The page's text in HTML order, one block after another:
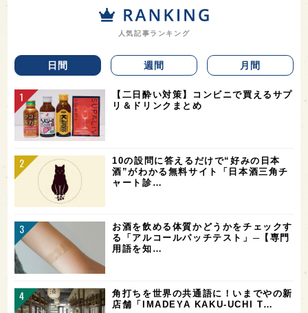
人気記事ランキング
日間 週間 月間
【二日酔い対策】コンビニで買えるサプ
リ＆ドリンクまとめ
10の設問に答えるだけで“好みの日本
酒”がわかる無料サイト「日本酒三角チ
ャート診…
お酒を飲める体質かどうかをチェックす
る「アルコールパッチテスト」─【専門
用語を知…
角打ちを世界の共通語に！いまでやの新
店舗「IMADEYA KAKU-UCHI T…